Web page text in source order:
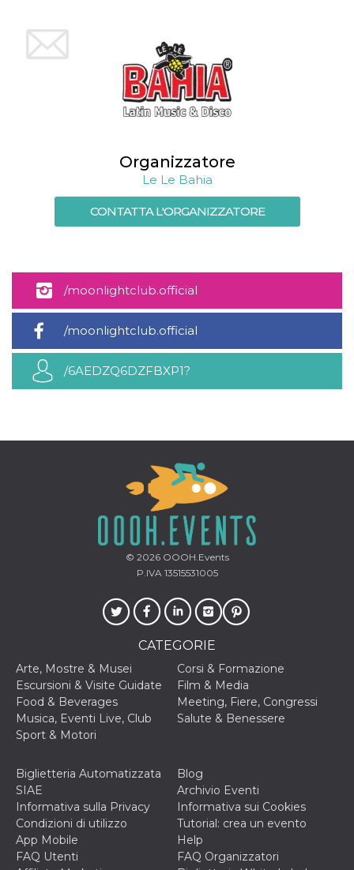
Organizzatore
Le Le Bahia
CONTATTA L'ORGANIZZATORE
/moonlightclub.official
/moonlightclub.official
/6AEDZQ6DZFBXP1?
© 2026OOOH.Events
P.IVA 13515531005
CATEGORIE
Arte, Mostre & Musei
Corsi & Formazione
Escursioni & Visite Guidate
Film & Media
Food & Beverages
Meeting, Fiere, Congressi
Musica, Eventi Live, Club
Salute & Benessere
Sport & Motori
Biglietteria Automatizzata
SIAE
Blog
Archivio Eventi
Informativa sulla Privacy
Informativa sui Cookies
Condizioni di utilizzo
Tutorial: crea un evento
App Mobile
Help
FAQ Utenti
FAQ Organizzatori